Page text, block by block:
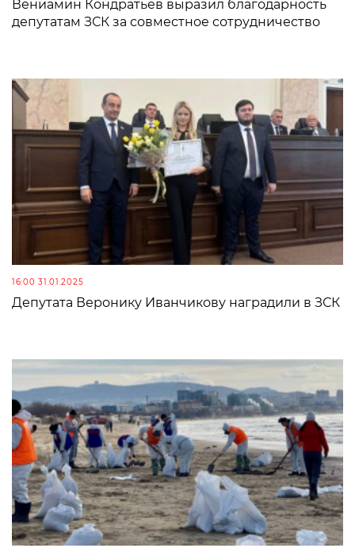
Вениамин Кондратьев выразил благодарность
депутатам ЗСК за совместное сотрудничество
16:00 31.01.2025
Депутата Веронику Иванчикову наградили в ЗСК